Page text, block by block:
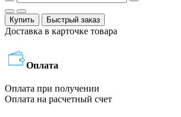
Купить Быстрый заказ
Доставка в карточке товара
Оплата
Оплата при получении
Оплата на расчетный счет